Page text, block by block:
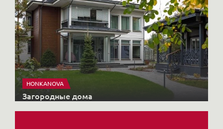
HONKANOVA
Загородные дома